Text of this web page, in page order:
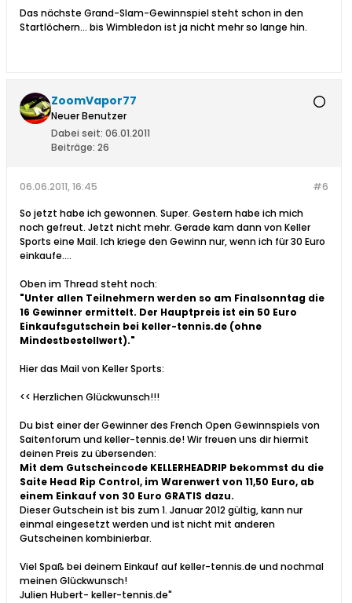
Das nächste Grand-Slam-Gewinnspiel steht schon in den
Startlöchern... bis Wimbledon ist ja nicht mehr so lange hin.
ZoomVapor77
Neuer Benutzer
Dabei seit: 06.01.2011
Beiträge: 26
#6
06.06.2011, 16:45
So jetzt habe ich gewonnen. Super. Gestern habe ich mich
noch gefreut. Jetzt nicht mehr. Gerade kam dann von Keller
Sports eine Mail. Ich kriege den Gewinn nur, wenn ich für 30 Euro
einkaufe....
Oben im Thread steht noch:
"Unter allen Teilnehmern werden so am Finalsonntag die
16 Gewinner ermittelt. Der Hauptpreis ist ein 50 Euro
Einkaufsgutschein bei keller-tennis.de (ohne
Mindestbestellwert)."
Hier das Mail von Keller Sports:
<< Herzlichen Glückwunsch!!!
Du bist einer der Gewinner des French Open Gewinnspiels von
Saitenforum und keller-tennis.de! Wir freuen uns dir hiermit
deinen Preis zu übersenden:
Mit dem Gutscheincode KELLERHEADRIP bekommst du die
Saite Head Rip Control, im Warenwert von 11,50 Euro, ab
einem Einkauf von 30 Euro GRATIS dazu.
Dieser Gutschein ist bis zum 1. Januar 2012 gültig, kann nur
einmal eingesetzt werden und ist nicht mit anderen
Gutscheinen kombinierbar.
Viel Spaß bei deinem Einkauf auf keller-tennis.de und nochmal
meinen Glückwunsch!
Julien Hubert- keller-tennis.de"